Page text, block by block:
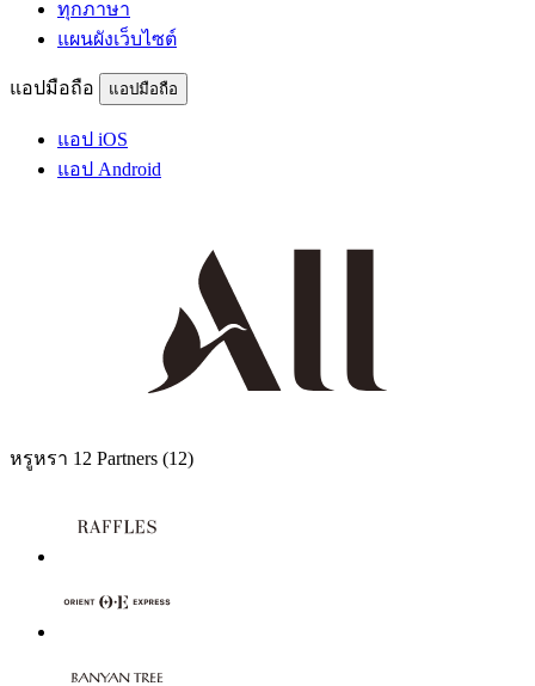
ทุกภาษา
แผนผังเว็บไซต์
แอปมือถือ แอปมือถือ
แอป iOS
แอป Android
หรูหรา 12 Partners (12)